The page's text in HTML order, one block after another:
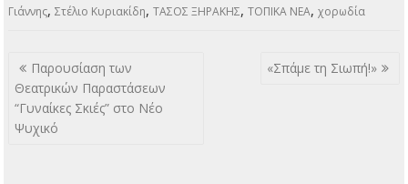
Γιάννης,Στέλιο Κυριακίδη,ΤΑΣΟΣ ΞΗΡΑΚΗΣ,ΤΟΠΙΚΑ ΝΕΑ,χορωδία
Πλοήγηση
άρθρων
Παρουσίαση των
Θεατρικών Παραστάσεων
“Γυναίκες Σκιές” στο Νέο
Ψυχικό
«Σπάμε τη Σιωπή!»